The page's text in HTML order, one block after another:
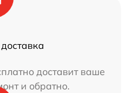
доставит ваше
и обратно.